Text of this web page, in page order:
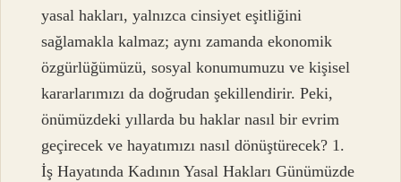
yasal hakları, yalnızca cinsiyet eşitliğini
sağlamakla kalmaz; aynı zamanda ekonomik
özgürlüğümüzü, sosyal konumumuzu ve kişisel
kararlarımızı da doğrudan şekillendirir. Peki,
önümüzdeki yıllarda bu haklar nasıl bir evrim
geçirecek ve hayatımızı nasıl dönüştürecek? 1.
İş Hayatında Kadının Yasal Hakları Günümüzde